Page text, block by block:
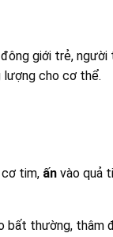
giới trẻ, người
cho cơ thể.
cơ tim, ấnvào quả
bất thường, thâm